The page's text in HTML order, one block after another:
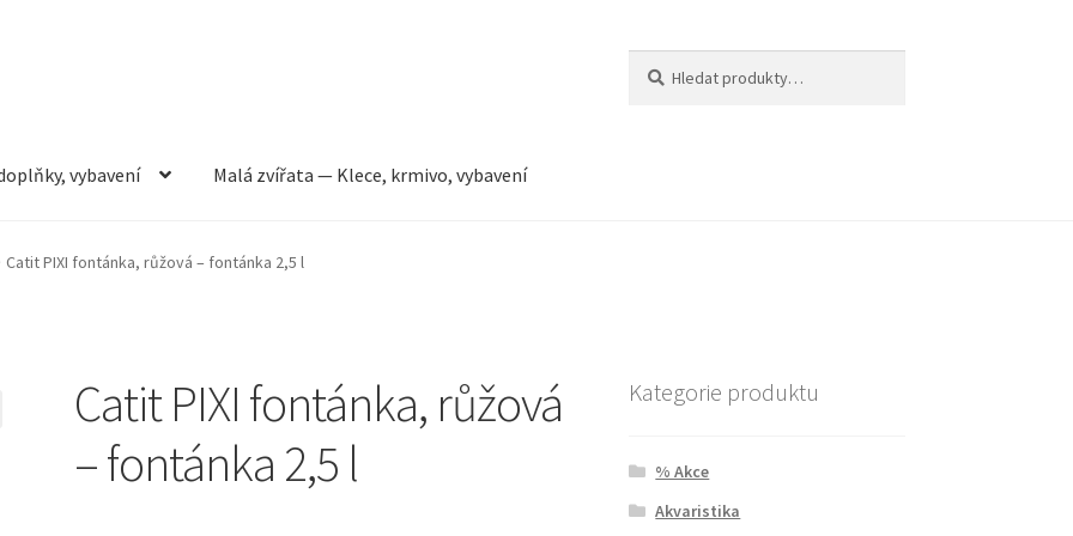
vybavení Malá zvířata — Klece, krmivo, vybavení
vybavení Můj účet Obchod Pokladna
Catit PIXI fontánka, růžová – fontánka 2,5 l
Catit PIXI fontánka, růžová
– fontánka 2,5 l
Kategorie produktu
% Akce
Akvaristika